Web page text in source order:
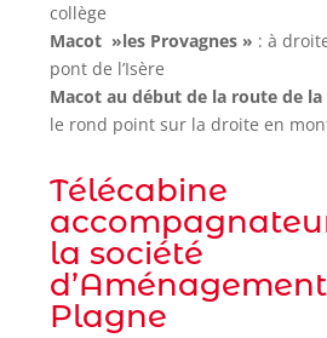
collège
Macot »les Provagnes » : à
pont de l’Isère
Macot au début de la route de la
le rond point sur la droite en
Télécabine
la société
Plagne